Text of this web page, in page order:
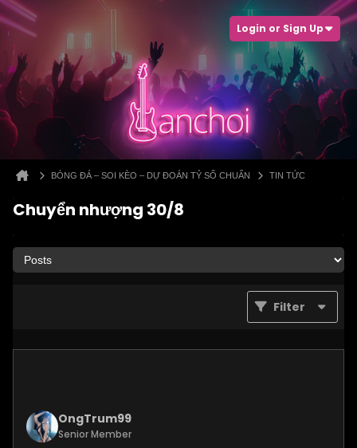
Login or Sign Up
BÓNG ĐÁ – SOI KÈO – DỰ ĐOÁN TỶ SỐ CHUẨN TIN TỨC
Chuyển nhượng 30/8
Filter
OngTrum99
Senior Member